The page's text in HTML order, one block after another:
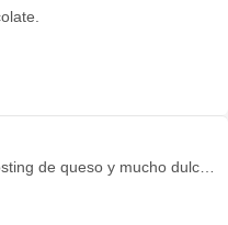
de queso y mucho dulce